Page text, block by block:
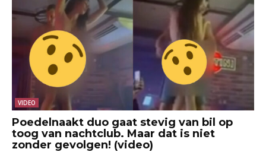
VIDEO
Poedelnaakt duo gaat stevig van bil op
toog van nachtclub. Maar dat is niet
zonder gevolgen! (video)